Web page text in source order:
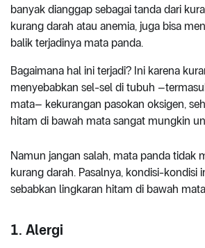
banyak dianggap sebagai tanda dari
kurang darah atau anemia, juga bisa
balik terjadinya mata panda.
Bagaimana hal ini terjadi? Ini karena
menyebabkan sel-sel di tubuh
mata– kekurangan pasokan oksigen,
hitam di bawah mata sangat mungkin
Namun jangan salah, mata panda tidak
kurang darah. Pasalnya, kondisi-kondisi
sebabkan lingkaran hitam di bawah
1. Alergi